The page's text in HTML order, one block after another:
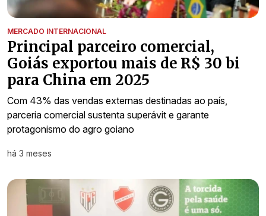
MERCADO INTERNACIONAL
Principal parceiro comercial,
Goiás exportou mais de R$ 30 bi
para China em 2025
Com 43% das vendas externas destinadas ao país,
parceria comercial sustenta superávit e garante
protagonismo do agro goiano
há 3 meses